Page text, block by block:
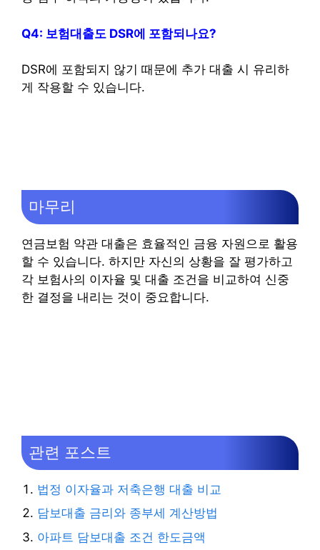
Q4: 보험대출도 DSR에 포함되나요?
DSR에 포함되지 않기 때문에 추가 대출 시 유리하
게 작용할 수 있습니다.
마무리
연금보험 약관 대출은 효율적인 금융 자원으로 활용
할 수 있습니다. 하지만 자신의 상황을 잘 평가하고
각 보험사의 이자율 및 대출 조건을 비교하여 신중
한 결정을 내리는 것이 중요합니다.
관련 포스트
법정 이자율과 저축은행 대출 비교
담보대출 금리와 종부세 계산방법
아파트 담보대출 조건 한도금액